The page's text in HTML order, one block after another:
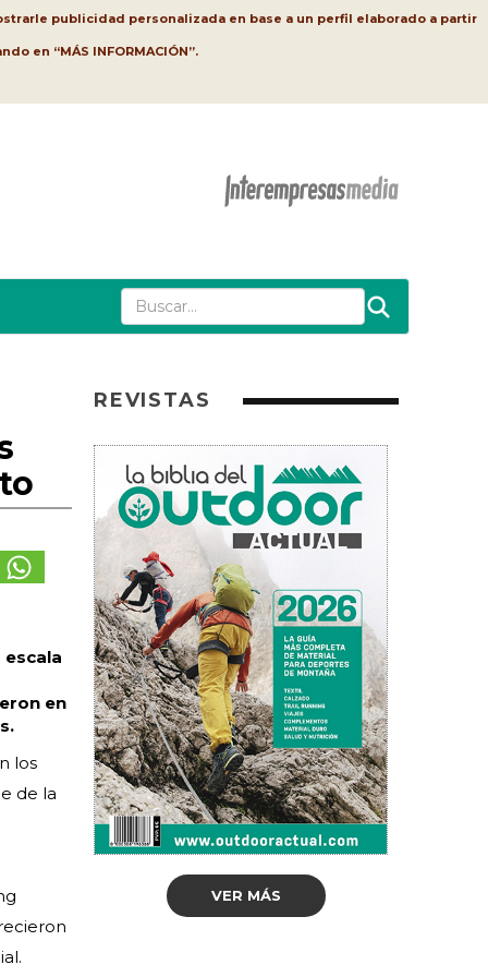
publicidad personalizada en base a un perfil elaborado a partir
en “MÁS INFORMACIÓN”.
en
los
de la
REVISTAS
VER MÁS